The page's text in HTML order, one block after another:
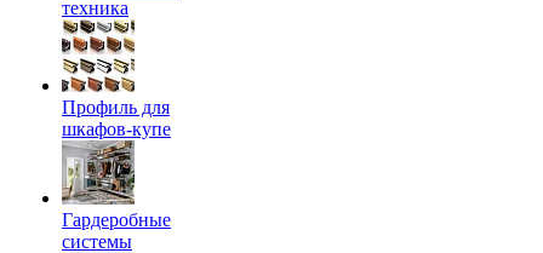
техника
Профиль для
шкафов-купе
Гардеробные
системы